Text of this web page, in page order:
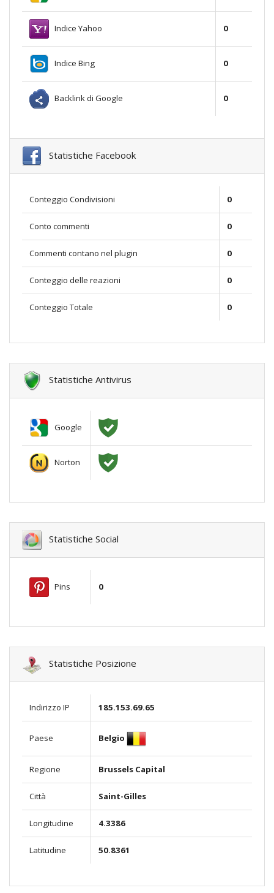
Indice Yahoo 0
Indice Bing 0
Backlink di Google 0
Statistiche Facebook
Conteggio Condivisioni 0
Conto commenti 0
Commenti contano nel plugin 0
Conteggio delle reazioni 0
Conteggio Totale 0
Statistiche Antivirus
Google
Norton
Statistiche Social
Pins 0
Statistiche Posizione
Indirizzo IP 185.153.69.65
Paese Belgio
Regione Brussels Capital
Città Saint-Gilles
Longitudine 4.3386
Latitudine 50.8361